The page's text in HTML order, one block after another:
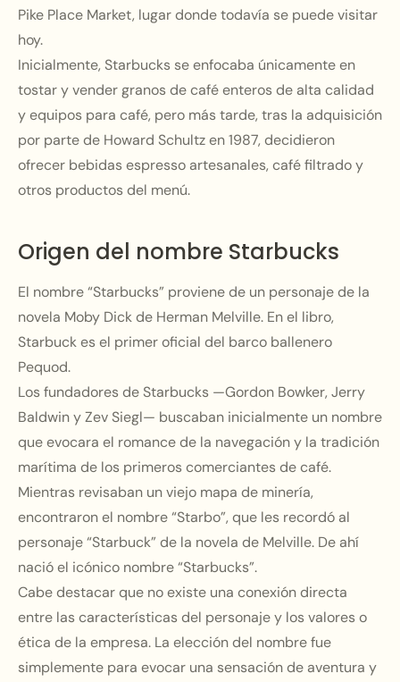
Pike Place Market, lugar donde todavía se puede visitar
hoy.
Inicialmente, Starbucks se enfocaba únicamente en
tostar y vender granos de café enteros de alta calidad
y equipos para café, pero más tarde, tras la adquisición
por parte de Howard Schultz en 1987, decidieron
ofrecer bebidas espresso artesanales, café filtrado y
otros productos del menú.
Origen del nombre Starbucks
El nombre “Starbucks” proviene de un personaje de la
novela Moby Dick de Herman Melville. En el libro,
Starbuck es el primer oficial del barco ballenero
Pequod.
Los fundadores de Starbucks —Gordon Bowker, Jerry
Baldwin y Zev Siegl— buscaban inicialmente un nombre
que evocara el romance de la navegación y la tradición
marítima de los primeros comerciantes de café.
Mientras revisaban un viejo mapa de minería,
encontraron el nombre “Starbo”, que les recordó al
personaje “Starbuck” de la novela de Melville. De ahí
nació el icónico nombre “Starbucks”.
Cabe destacar que no existe una conexión directa
entre las características del personaje y los valores o
ética de la empresa. La elección del nombre fue
simplemente para evocar una sensación de aventura y